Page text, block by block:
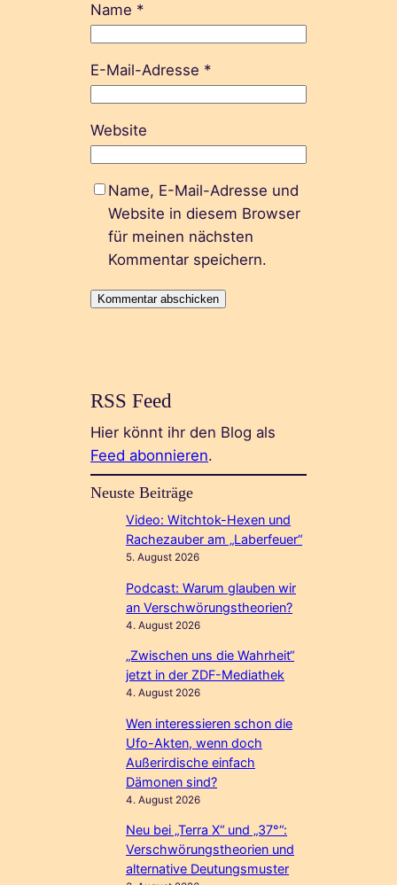
Name *
E-Mail-Adresse *
Website
Name, E-Mail-Adresse und
Website in diesem Browser
für meinen nächsten
Kommentar speichern.
RSS Feed
Hier könnt ihr den Blog als
Feed abonnieren.
Neuste Beiträge
Video: Witchtok-Hexen und
Rachezauber am „Laberfeuer“
5. August 2026
Podcast: Warum glauben wir
an Verschwörungstheorien?
4. August 2026
„Zwischen uns die Wahrheit“
jetzt in der ZDF-Mediathek
4. August 2026
Wen interessieren schon die
Ufo-Akten, wenn doch
Außerirdische einfach
Dämonen sind?
4. August 2026
Neu bei „Terra X“ und „37°“:
Verschwörungstheorien und
alternative Deutungsmuster